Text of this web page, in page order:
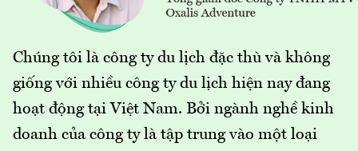
Chúng tôi là công ty du lịch đặc thù và không
giống với nhiều công ty du lịch hiện nay đang
hoạt động tại Việt Nam. Bởi ngành nghề kinh
doanh của công ty là tập trung vào một loại